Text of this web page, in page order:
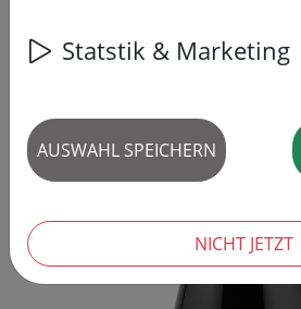
Statstik & Marketing
AUSWAHL SPEICHERN
NICHT JETZT